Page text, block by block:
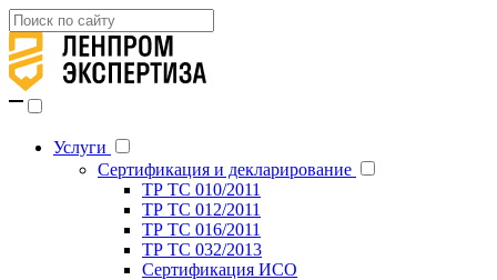
Услуги
Сертификация и декларирование
ТР ТС 010/2011
ТР ТС 012/2011
ТР ТС 016/2011
ТР ТС 032/2013
Сертификация ИСО